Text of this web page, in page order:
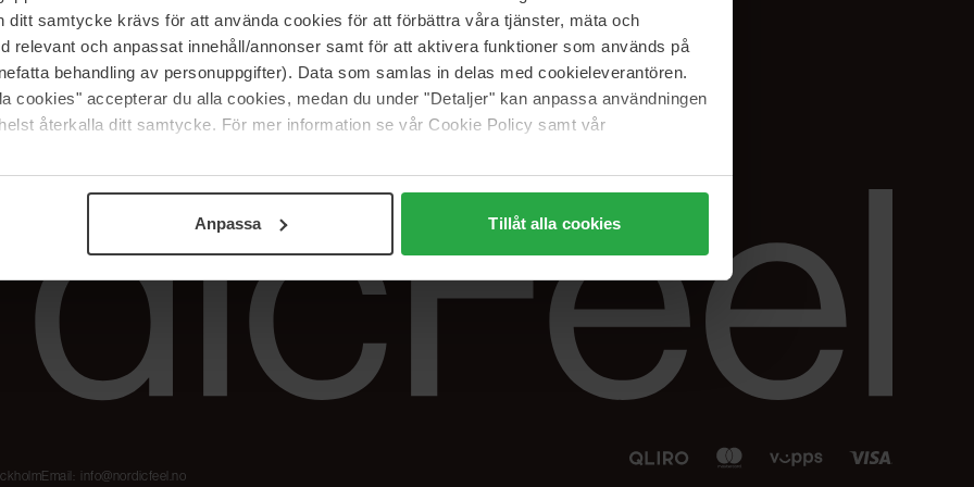
ditt samtycke krävs för att använda cookies för att förbättra våra tjänster, mäta och
relevant och anpassat innehåll/annonser samt för att aktivera funktioner som används på
behandling av personuppgifter). Data som samlas in delas med cookieleverantören.
cookies" accepterar du alla cookies, medan du under "Detaljer" kan anpassa användningen
återkalla ditt samtycke. För mer information se vår Cookie Policy samt vår
Anpassa Tillåt alla cookies
The Beauty Edit
Jobb hos oss
Samarbeidspartner
Spor bestillingen min
Retur og reklamasjon
Blush har blitt
Nordicfeel
Instagram
Linkedin
Email: info@nordicfeel.no